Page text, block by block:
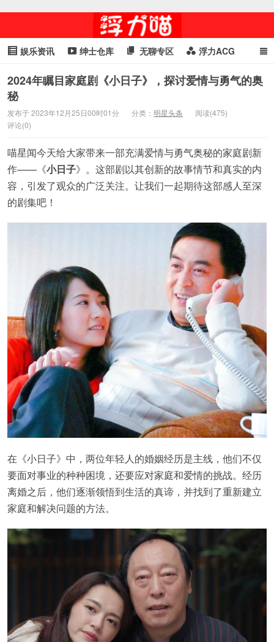
喵星闻
娱乐资讯 绅士仓库 无聊专区 浮力ACG
浮力GIF 明星头条 浮力资讯 头条女神 萌妹专区
cosplay
2024年瞩目家庭剧《小日子》，探讨爱情与勇气的奥
秘
发布于 2023年12月25日00时01分 分类： 明星头条
阅读(475)
评论(0)
喵星闻今天给大家带来一部充满爱情与勇气奥秘的家庭剧新
作——《小日子》。这部剧以其创新的故事情节和真实的内
容，引发了观众的广泛关注。让我们一起期待这部感人至深
的剧集吧！
在《小日子》中，两位年轻人的婚姻经历是主线，他们不仅
要面对事业的种种困境，还要应对家庭和爱情的挑战。经历
离婚之后，他们逐渐领悟到生活的真谛，并找到了重新建立
家庭和解决问题的方法。